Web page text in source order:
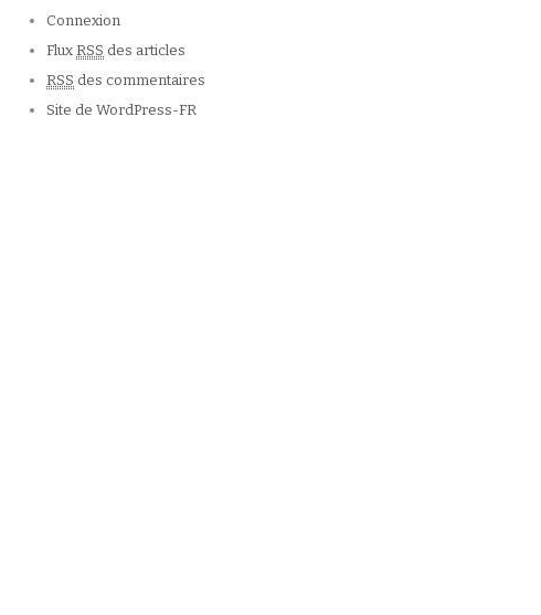
Connexion
Flux RSS des articles
RSS des commentaires
Site de WordPress-FR